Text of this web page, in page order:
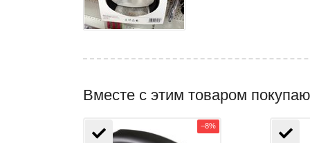
Вместе с этим товаром
−8%